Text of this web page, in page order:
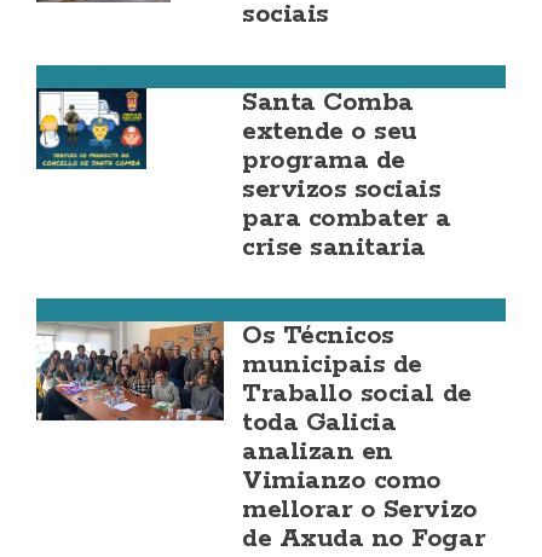
sociais
Santa Comba
extende o seu
programa de
servizos sociais
para combater a
crise sanitaria
Os Técnicos
municipais de
Traballo social de
toda Galicia
analizan en
Vimianzo como
mellorar o Servizo
de Axuda no Fogar